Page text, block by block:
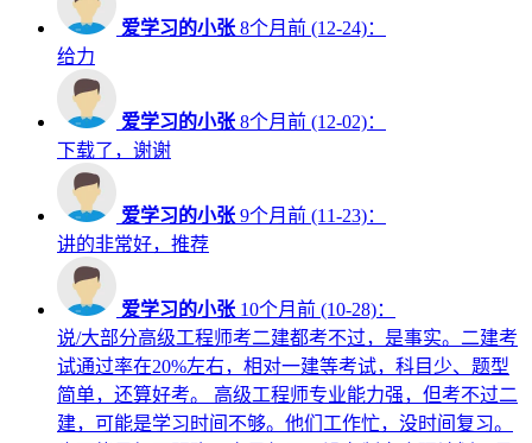
爱学习的小张 8个月前 (12-24)：
给力
爱学习的小张 8个月前 (12-02)：
下载了，谢谢
爱学习的小张 9个月前 (11-23)：
讲的非常好，推荐
爱学习的小张 10个月前 (10-28)：
说/大部分高级工程师考二建都考不过，是事实。二建考
试通过率在20%左右，相对一建等考试，科目少、题型
简单，还算好考。 高级工程师专业能力强，但考不过二
建，可能是学习时间不够。他们工作忙，没时间复习。